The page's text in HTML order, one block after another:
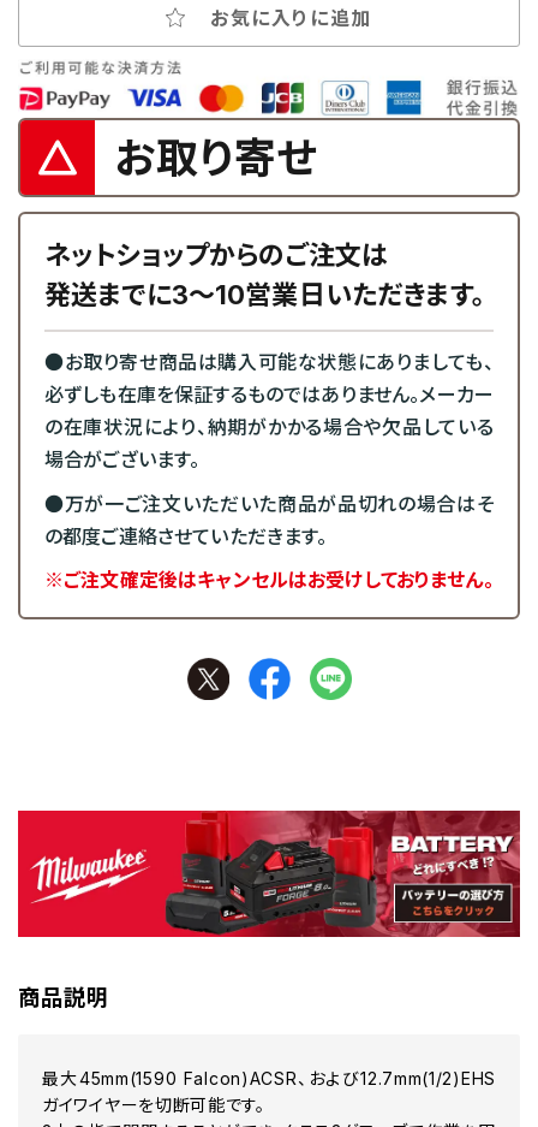
お気に入りに追加
お取り寄せ
ネットショップからのご注文は
発送までに3～10営業日いただきます。
●お取り寄せ商品は購入可能な状態にありましても、
必ずしも在庫を保証するものではありません。メーカー
の在庫状況により、納期がかかる場合や欠品している
場合がございます。
●万が一ご注文いただいた商品が品切れの場合はそ
の都度ご連絡させていただきます。
※ご注文確定後はキャンセルはお受けしておりません。
商品説明
最大45mm(1590 Falcon)ACSR、および12.7mm(1/2)EHS
ガイワイヤーを切断可能です。